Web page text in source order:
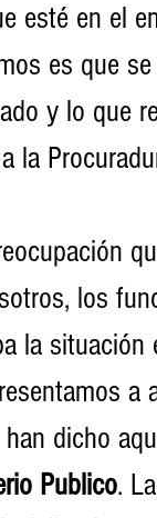
esté en el
es que
y lo que
la
los
la
a
dicho
Publico.